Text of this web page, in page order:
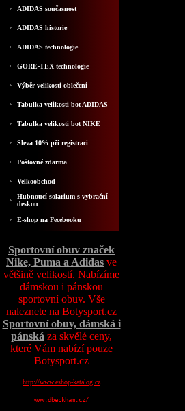
ADIDAS současnost
ADIDAS historie
ADIDAS technologie
GORE-TEX technologie
Výběr velikosti oblečení
Tabulka velikosti bot ADIDAS
Tabulka velikosti bot NIKE
Sleva 10% při registraci
Poštovné zdarma
Velkoobchod
Hubnoucí solarium s vybrační
deskou
E-shop na Fecebooku
Sportovní obuv značek
Nike, Puma a Adidas ve
většině velikostí. Nabízíme
dámskou i pánskou
sportovní obuv. Vše
naleznete na Botysport.cz
Sportovní obuv, dámská i
pánská za skvělé ceny,
které Vám nabízí pouze
Botysport.cz
http://www.eshop-katalog.cz
www.dbeckham.cz/